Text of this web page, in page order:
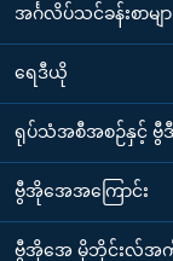
အင်္ဂလိပ်သင်ခန်းစာမျာ
ရေဒီယို
ရုပ်သံအစီအစဉ်နှင့် ဗွီဒီ
ဗွီအိုအေအကြောင်း
ဗွီအိုအေ မိုဘိုင်းလ်အက်